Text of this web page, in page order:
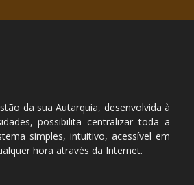
da sua Autarquia, desenvolvida à
possibilita centralizar toda a
simples, intuitivo, acessível em
hora através da Internet.